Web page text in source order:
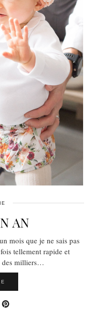
AN
mois que je ne sais pas
tellement rapide et
des milliers…